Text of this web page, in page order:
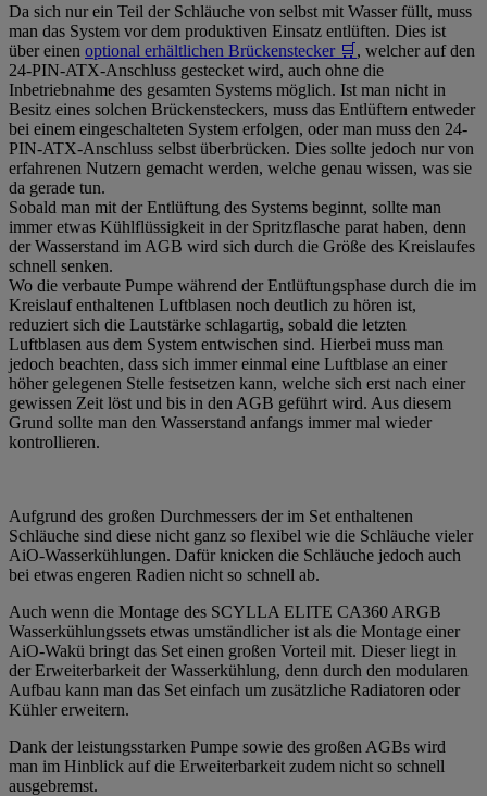
Da sich nur ein Teil der Schläuche von selbst mit Wasser füllt, muss
man das System vor dem produktiven Einsatz entlüften. Dies ist
über einen optional erhältlichen Brückenstecker 🛒 , welcher auf den
24-PIN-ATX-Anschluss gestecket wird, auch ohne die
Inbetriebnahme des gesamten Systems möglich. Ist man nicht in
Besitz eines solchen Brückensteckers, muss das Entlüftern entweder
bei einem eingeschalteten System erfolgen, oder man muss den 24-
PIN-ATX-Anschluss selbst überbrücken. Dies sollte jedoch nur von
erfahrenen Nutzern gemacht werden, welche genau wissen, was sie
da gerade tun.
Sobald man mit der Entlüftung des Systems beginnt, sollte man
immer etwas Kühlflüssigkeit in der Spritzflasche parat haben, denn
der Wasserstand im AGB wird sich durch die Größe des Kreislaufes
schnell senken.
Wo die verbaute Pumpe während der Entlüftungsphase durch die im
Kreislauf enthaltenen Luftblasen noch deutlich zu hören ist,
reduziert sich die Lautstärke schlagartig, sobald die letzten
Luftblasen aus dem System entwischen sind. Hierbei muss man
jedoch beachten, dass sich immer einmal eine Luftblase an einer
höher gelegenen Stelle festsetzen kann, welche sich erst nach einer
gewissen Zeit löst und bis in den AGB geführt wird. Aus diesem
Grund sollte man den Wasserstand anfangs immer mal wieder
kontrollieren.
Aufgrund des großen Durchmessers der im Set enthaltenen
Schläuche sind diese nicht ganz so flexibel wie die Schläuche vieler
AiO-Wasserkühlungen. Dafür knicken die Schläuche jedoch auch
bei etwas engeren Radien nicht so schnell ab.
Auch wenn die Montage des SCYLLA ELITE CA360 ARGB
Wasserkühlungssets etwas umständlicher ist als die Montage einer
AiO-Wakü bringt das Set einen großen Vorteil mit. Dieser liegt in
der Erweiterbarkeit der Wasserkühlung, denn durch den modularen
Aufbau kann man das Set einfach um zusätzliche Radiatoren oder
Kühler erweitern.
Dank der leistungsstarken Pumpe sowie des großen AGBs wird
man im Hinblick auf die Erweiterbarkeit zudem nicht so schnell
ausgebremst.